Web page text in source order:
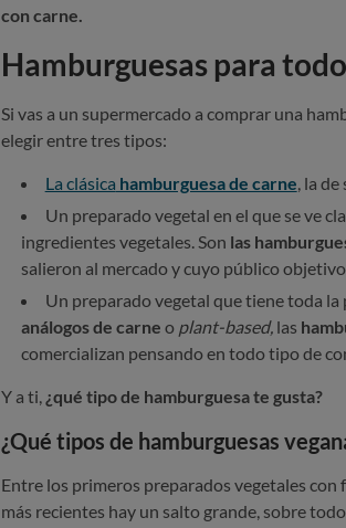
con carne.
Hamburguesas para
Si vas a un supermercado a comprar una
elegir entre tres tipos:
La clásica hamburguesa de carne , la
Un preparado vegetal en el que se ve
ingredientes vegetales. Son las
salieron al mercado y cuyo público
Un preparado vegetal que tiene toda la
análogos de carne o plant-based, las
comercializan pensando en todo tipo de
Y a ti, ¿qué tipo de hamburguesa te gusta?
¿Qué tipos de hamburguesas
Entre los primeros preparados vegetales con
más recientes hay un salto grande, sobre